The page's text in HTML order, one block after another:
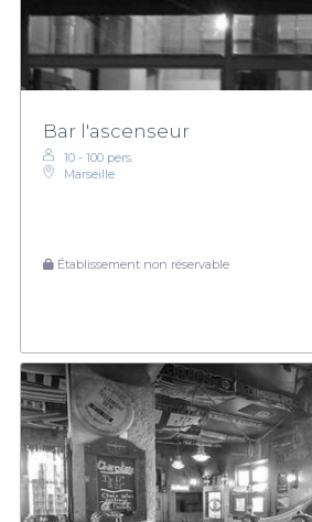
Bar l'ascenseur
10 - 100 pers.
Marseille
Établissement non réservable